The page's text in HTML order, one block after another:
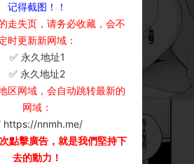
记得截图！！
走失页，请务必收藏，会不
时更新新网域：
✅ 永久地址1
✅ 永久地址2
区网域，会自动跳转最新的
网域：
https://nnmh.me/
點擊廣告，就是我們堅持下
去的動力！